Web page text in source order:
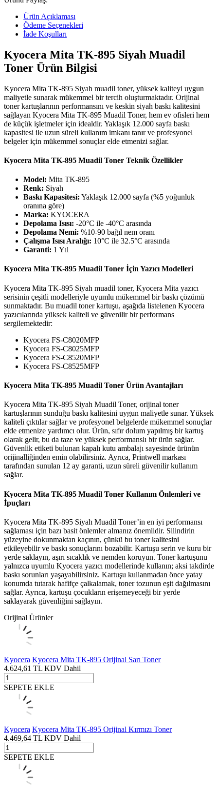
Ürün Açıklaması
Ödeme Seçenekleri
İade Koşulları
Kyocera Mita TK-895 Siyah Muadil
Toner Ürün Bilgisi
Kyocera Mita TK-895 Siyah muadil toner, yüksek kaliteyi uygun
maliyetle sunarak mükemmel bir tercih oluşturmaktadır. Orijinal
toner kartuşlarının performansını ve keskin siyah baskı kalitesini
sağlayan Kyocera Mita TK-895 Muadil Toner, hem ev ofisleri hem
de küçük işletmeler için idealdir. Yaklaşık 12.000 sayfa baskı
kapasitesi ile uzun süreli kullanım imkanı tanır ve profesyonel
belgeler için mükemmel sonuçlar elde etmenizi sağlar.
Kyocera Mita TK-895 Muadil Toner Teknik Özellikler
Model: Mita TK-895
Renk: Siyah
Baskı Kapasitesi: Yaklaşık 12.000 sayfa (%5 yoğunluk
oranına göre)
Marka: KYOCERA
Depolama Isısı: -20°C ile -40°C arasında
Depolama Nemi: %10-90 bağıl nem oranı
Çalışma Isısı Aralığı: 10°C ile 32.5°C arasında
Garanti: 1 Yıl
Kyocera Mita TK-895 Muadil Toner İçin Yazıcı Modelleri
Kyocera Mita TK-895 Siyah muadil toner, Kyocera Mita yazıcı
serisinin çeşitli modelleriyle uyumlu mükemmel bir baskı çözümü
sunmaktadır. Bu muadil toner kartuşu, aşağıda listelenen Kyocera
yazıcılarında yüksek kaliteli ve güvenilir bir performans
sergilemektedir:
Kyocera FS-C8020MFP
Kyocera FS-C8025MFP
Kyocera FS-C8520MFP
Kyocera FS-C8525MFP
Kyocera Mita TK-895 Muadil Toner Ürün Avantajları
Kyocera Mita TK-895 Siyah Muadil Toner, orijinal toner
kartuşlarının sunduğu baskı kalitesini uygun maliyetle sunar. Yüksek
kaliteli çıktılar sağlar ve profesyonel belgelerde mükemmel sonuçlar
elde etmenize yardımcı olur. Ürün, sıfır dolum yapılmış bir kartuş
olarak gelir, bu da taze ve yüksek performanslı bir ürün sağlar.
Güvenlik etiketi bulunan kapalı kutu ambalajı sayesinde ürünün
orijinalliğinden emin olabilirsiniz. Ayrıca, Printwell markası
tarafından sunulan 12 ay garanti, uzun süreli güvenilir kullanım
sağlar.
Kyocera Mita TK-895 Muadil Toner Kullanım Önlemleri ve
İpuçları
Kyocera Mita TK-895 Siyah Muadil Toner’in en iyi performansı
sağlaması için bazı basit önlemler almanız önemlidir. Silindirin
yüzeyine dokunmaktan kaçının, çünkü bu toner kalitesini
etkileyebilir ve baskı sonuçlarını bozabilir. Kartuşu serin ve kuru bir
yerde saklayın, aşırı sıcaklık ve nemden koruyun. Toner kartuşunu
yalnızca uyumlu Kyocera yazıcı modellerinde kullanın; aksi takdirde
baskı sorunları yaşayabilirsiniz. Kartuşu kullanmadan önce yatay
konumda tutarak hafifçe çalkalamak, toner tozunun eşit dağılmasını
sağlar. Ayrıca, kartuşu çocukların erişemeyeceği bir yerde
saklayarak güvenliğini sağlayın.
Orijinal Ürünler
Kyocera Kyocera Mita TK-895 Orijinal Sarı Toner
4.624,61 TL KDV Dahil
SEPETE EKLE
Kyocera Kyocera Mita TK-895 Orijinal Kırmızı Toner
4.469,64 TL KDV Dahil
SEPETE EKLE